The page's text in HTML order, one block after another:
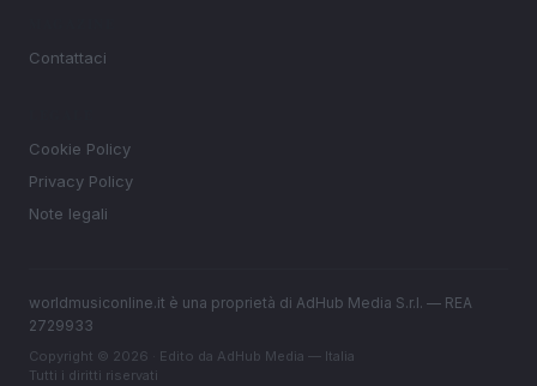
Contattaci
Cookie Policy
Privacy Policy
Note legali
worldmusiconline.it è una proprietà di AdHub Media S.r.l. — REA
2729933
Copyright © 2026 · Edito da AdHub Media — Italia
Tutti i diritti riservati